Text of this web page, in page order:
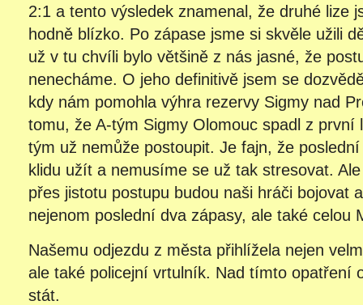
2:1 a tento výsledek znamenal, že druhé lize
hodně blízko. Po zápase jsme si skvěle užili
už v tu chvíli bylo většině z nás jasné, že
nenecháme. O jeho definitivě jsem se
kdy nám pomohla výhra rezervy Sigmy nad
tomu, že A-tým Sigmy Olomouc spadl z první
tým už nemůže postoupit. Je fajn, že
klidu užít a nemusíme se už tak stresovat.
přes jistotu postupu budou naši hráči bojovat
nejenom poslední dva zápasy, ale také celou
Našemu odjezdu z města přihlížela nejen
ale také policejní vrtulník. Nad tímto opatření
stát.